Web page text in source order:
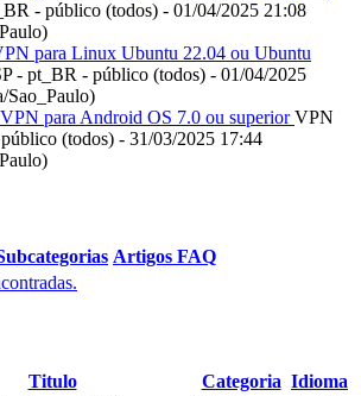
- público (todos) - 01/04/2025 21:08
para Linux Ubuntu 22.04 ou Ubuntu
- pt_BR - público (todos) - 01/04/2025
Sao_Paulo)
para Android OS 7.0 ou superiorVPN
(todos) - 31/03/2025 17:44
Artigos FAQ
Titulo Categoria Idioma